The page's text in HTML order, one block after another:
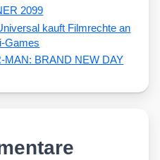
2099
kauft Filmrechte an
Games
MAN: BRAND NEW DAY